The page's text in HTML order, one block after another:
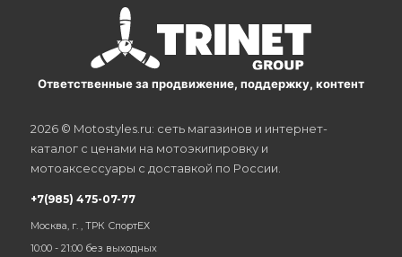
Ответственные за продвижение, поддержку, контент
2026 © Motostyles.ru: сеть магазинов и интернет-
каталог с ценами на мотоэкипировку и
мотоаксессуары с доставкой по России.
+7(985) 475-07-77
Москва, г. , ТРК СпортЕХ
10:00 - 21:00 без выходных